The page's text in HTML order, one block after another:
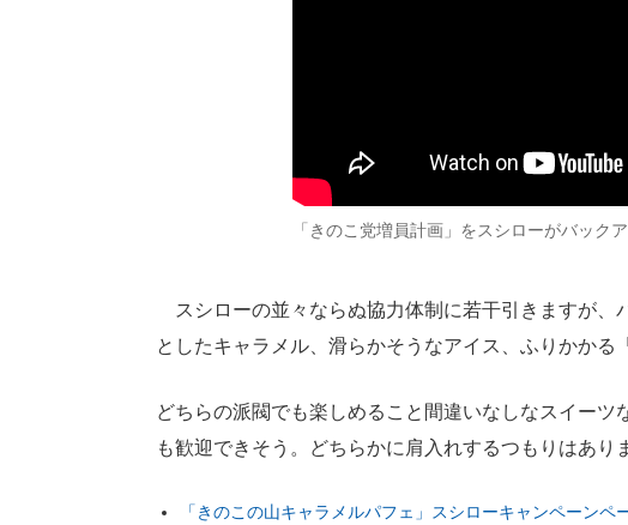
「きのこ党増員計画」をスシローがバック
スシローの並々ならぬ協力体制に若干引きますが、
としたキャラメル、滑らかそうなアイス、ふりかかる
どちらの派閥でも楽しめること間違いなしなスイー
も歓迎できそう。どちらかに肩入れするつもりはあり
「きのこの山キャラメルパフェ」スシローキャンペーンペ